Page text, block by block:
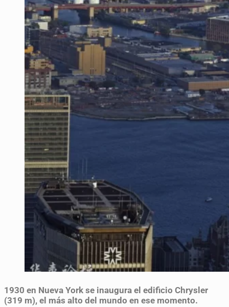
1930 en Nueva York se inaugura el edificio Chrysler
(319 m), el más alto del mundo en ese momento.